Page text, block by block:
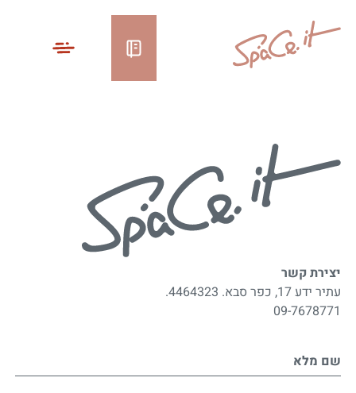
יצירת קשר
עתיר ידע 17, כפר סבא. 4464323.
09-7678771
שם מלא